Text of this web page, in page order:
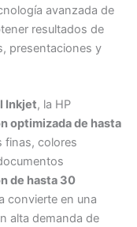
avanzada de
resultados de
presentaciones y
Inkjet, la HP
optimizada de hasta
finas, colores
de hasta 30
convierte en una
alta demanda de